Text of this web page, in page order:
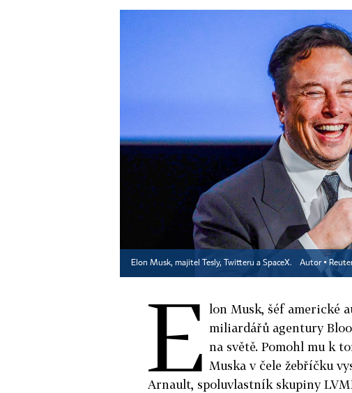
Elon Musk, majitel Tesly, Twitteru a SpaceX. Autor ▪
E lon Musk, šéf americké
miliardářů agentury
na světě. Pomohl mu k
Muska v čele žebříčku
Arnault, spoluvlastník skupiny